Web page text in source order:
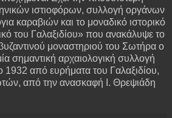
ιστιοφόρων, συλλογή οργάνων
καραβιών και το μοναδικό ιστορικό
του Γαλαξιδίου» που ανακάλυψε το
μοναστηριού του Σωτήρα ο
σημαντική αρχαιολογική συλλογή
1932 από ευρήματα του Γαλαξιδίου,
από την ανασκαφή Ι. Θρεψιάδη